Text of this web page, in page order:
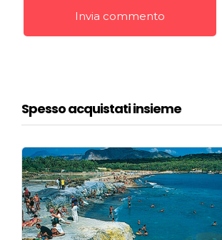
Spesso acquistati insieme